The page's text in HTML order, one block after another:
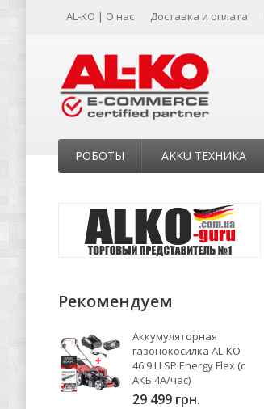
AL-KO | О нас Доставка и оплата
РОБОТЫ AKKU ТЕХНИКА
Рекомендуем
Аккумуляторная
газонокосилка AL-KO
46.9 LI SP Energy Flex (с
АКБ 4А/час)
29 499 грн.